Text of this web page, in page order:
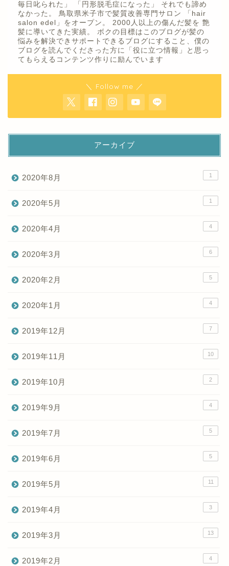
毎日叱られた」 「円形脱毛症になった」 それでも諦め
なかった。 鳥取県米子市で髪質改善専門サロン 「hair
salon edel」をオープン。 2000人以上の傷んだ髪を 艶
髪に導いてきた実績。 ボクの目標はこのブログが髪の
悩みを解決できサポートできるブログにすること、僕の
ブログを読んでくださった方に「役に立つ情報」と思っ
てもらえるコンテンツ作りに励んでいます
＼ Follow me ／
アーカイブ
2020年8月 1
2020年5月 1
2020年4月 4
2020年3月 6
2020年2月 5
2020年1月 4
2019年12月 7
2019年11月 10
2019年10月 2
2019年9月 4
2019年7月 5
2019年6月 5
2019年5月 11
2019年4月 3
2019年3月 13
2019年2月 4